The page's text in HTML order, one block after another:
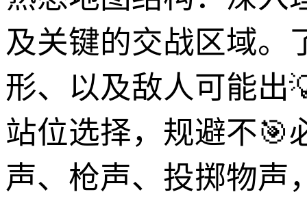
及关键的交战区域。
形、以及敌人可能出
站位选择，规避不🎯
声、枪声、投掷物声